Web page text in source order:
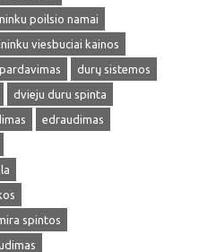
poilsio namai
viesbuciai kainos
durų sistemos
dvieju duru spinta
edraudimas
spintos